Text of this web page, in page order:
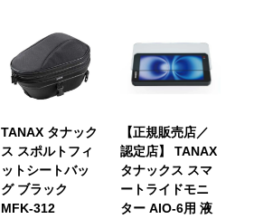
TANAX タナック
ス スポルトフィ
ットシートバッ
グ ブラック
MFK-312
【正規販売店／
認定店】 TANAX
タナックス スマ
ートライドモニ
ター AIO-6用 液